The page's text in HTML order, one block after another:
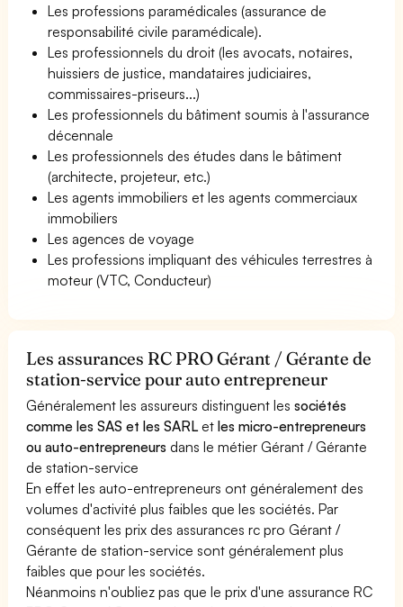
Les professions paramédicales (assurance de
responsabilité civile paramédicale).
Les professionnels du droit (les avocats, notaires,
huissiers de justice, mandataires judiciaires,
commissaires-priseurs...)
Les professionnels du bâtiment soumis à l'assurance
décennale
Les professionnels des études dans le bâtiment
(architecte, projeteur, etc.)
Les agents immobiliers et les agents commerciaux
immobiliers
Les agences de voyage
Les professions impliquant des véhicules terrestres à
moteur (VTC, Conducteur)
Les assurances RC PRO Gérant / Gérante de
station-service pour auto entrepreneur
Généralement les assureurs distinguent lessociétés
comme les SAS et les SARL etles micro-entrepreneurs
ou auto-entrepreneurs dans le métier Gérant / Gérante
de station-service
En effet les auto-entrepreneurs ont généralement des
volumes d'activité plus faibles que les sociétés. Par
conséquent les prix des assurances rc pro Gérant /
Gérante de station-service sont généralement plus
faibles que pour les sociétés.
Néanmoins n'oubliez pas que le prix d'une assurance RC